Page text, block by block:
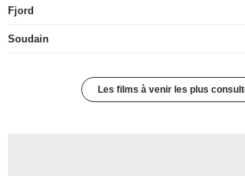
Fjord
Soudain
Les films à venir les plus